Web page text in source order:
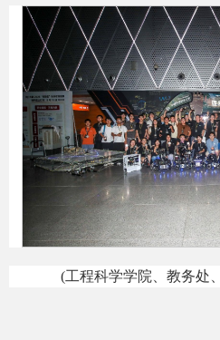
(工程科学学院、教务处